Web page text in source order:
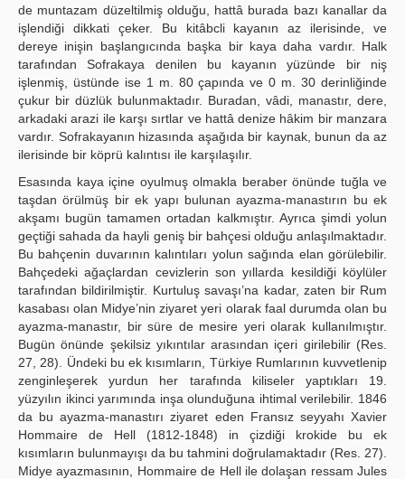
de muntazam düzeltilmiş olduğu, hattâ burada bazı kanallar da
işlendiği dikkati çeker. Bu kitâbcli kayanın az ilerisinde, ve
dereye inişin başlangıcında başka bir kaya daha vardır. Halk
tarafından Sofrakaya denilen bu kayanın yüzünde bir niş
işlenmiş, üstünde ise 1 m. 80 çapında ve 0 m. 30 derinliğinde
çukur bir düzlük bulunmaktadır. Buradan, vâdi, manastır, dere,
arkadaki arazi ile karşı sırtlar ve hattâ denize hâkim bir manzara
vardır. Sofrakayanın hizasında aşağıda bir kaynak, bunun da az
ilerisinde bir köprü kalıntısı ile karşılaşılır.
Esasında kaya içine oyulmuş olmakla beraber önünde tuğla ve
taşdan örülmüş bir ek yapı bulunan ayazma-manastırın bu ek
akşamı bugün tamamen ortadan kalkmıştır. Ayrıca şimdi yolun
geçtiği sahada da hayli geniş bir bahçesi olduğu anlaşılmaktadır.
Bu bahçenin duvarının kalıntıları yolun sağında elan görülebilir.
Bahçedeki ağaçlardan cevizlerin son yıllarda kesildiği köylüler
tarafından bildirilmiştir. Kurtuluş savaşı’na kadar, zaten bir Rum
kasabası olan Midye’nin ziyaret yeri olarak faal durumda olan bu
ayazma-manastır, bir süre de mesire yeri olarak kullanılmıştır.
Bugün önünde şekilsiz yıkıntılar arasından içeri girilebilir (Res.
27, 28). Ündeki bu ek kısımların, Türkiye Rumlarının kuvvetlenip
zenginleşerek yurdun her tarafında kiliseler yaptıkları 19.
yüzyılın ikinci yarımında inşa olunduğuna ihtimal verilebilir. 1846
da bu ayazma-manastırı ziyaret eden Fransız seyyahı Xavier
Hommaire de Hell (1812-1848) in çizdiği krokide bu ek
kısımların bulunmayışı da bu tahmini doğrulamaktadır (Res. 27).
Midye ayazmasının, Hommaire de Hell ile dolaşan ressam Jules